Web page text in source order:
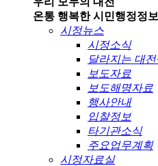
온통 행복한 시민행정정보
시정뉴스
시정소식
달라지는 대
보도자료
보도해명자료
행사안내
입찰정보
타기관소식
주요업무계획
시정자료실